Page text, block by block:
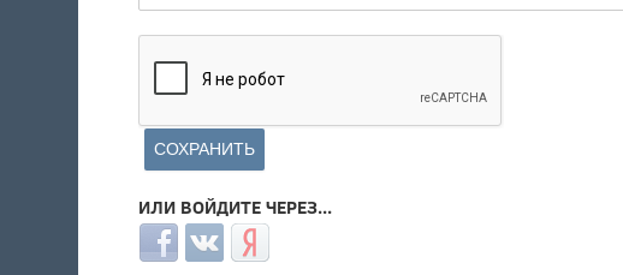
ИЛИ ВОЙДИТЕ ЧЕРЕЗ...
Login with Facebook
Login with ВКонтакте
Login with Яндекс